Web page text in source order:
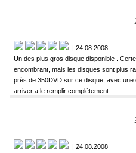
| 24.08.2008
Un des plus gros disque disponible .
encombrant, mais les disques sont plus
près de 350DVD sur ce disque, avec
arriver a le remplir complètement...
| 24.08.2008